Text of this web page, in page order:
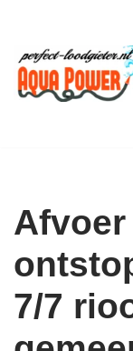
Ga
naar
de
7/7